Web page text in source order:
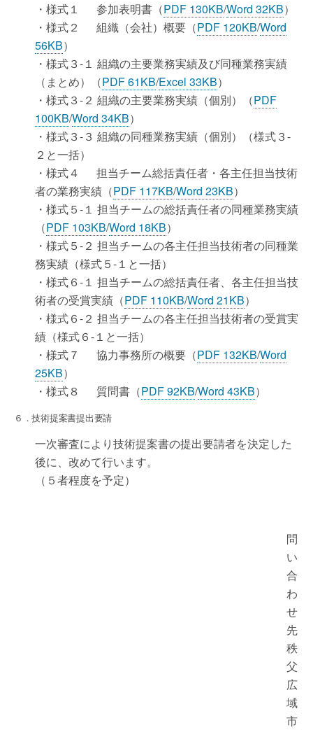
・様式１ 参加表明書（PDF 130KB/Word 32KB）
・様式２ 組織（会社）概要（PDF 120KB/Word
56KB）
・様式３-１ 組織の主要業務実績及び同種業務実績
（まとめ）（PDF 61KB/Excel 33KB）
・様式３-２ 組織の主要業務実績（個別）（PDF
100KB/Word 34KB）
・様式３-３ 組織の同種業務実績（個別）（様式３-
２と一括）
・様式４ 担当チーム総括責任者・各主任担当技術
者の業務実績（PDF 117KB/Word 23KB）
・様式５-１ 担当チームの総括責任者の同種業務実績
（PDF 103KB/Word 18KB）
・様式５-２ 担当チームの各主任担当技術者の同種業
務実績（様式５-１と一括）
・様式６-１ 担当チームの総括責任者、各主任担当技
術者の受賞実績（PDF 110KB/Word 21KB）
・様式６-２ 担当チームの各主任担当技術者の受賞実
績（様式６-１と一括）
・様式７ 協力事務所の概要（PDF 132KB/Word
25KB）
・様式８ 質問書（PDF 92KB/Word 43KB）
６．技術提案書提出要請
一次審査により技術提案書の提出要請者を決定した
後に、改めて行います。
（５者程度を予定）
問
い
合
わ
せ
先
秩
父
広
域
市